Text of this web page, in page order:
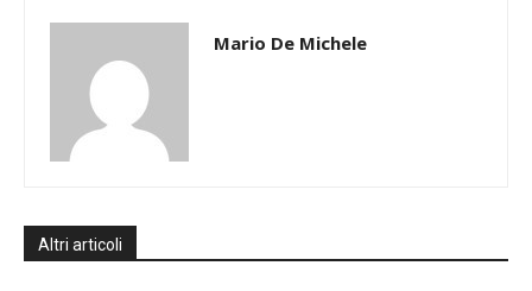
Mario De Michele
Altri articoli